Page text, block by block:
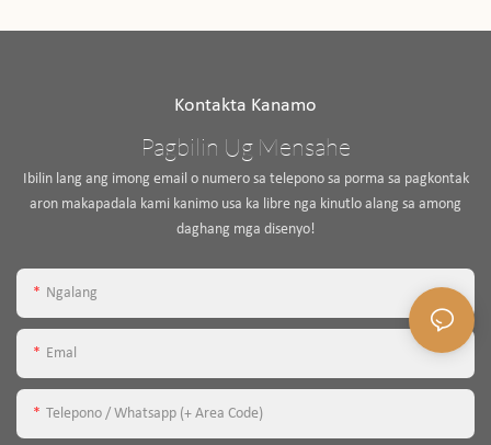
Kontakta Kanamo
Pagbilin Ug Mensahe
Ibilin lang ang imong email o numero sa telepono sa porma sa pagkontak
aron makapadala kami kanimo usa ka libre nga kinutlo alang sa among
daghang mga disenyo!
Ngalang
Emal
Telepono / Whatsapp (+ Area Code)